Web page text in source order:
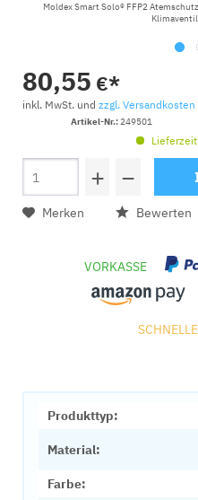
Moldex Smart Solo® FFP2
80,55 €*
inkl. MwSt. und zzgl. Versandkosten
Artikel-Nr.:249501
+ −
Merken Bewerten
VORKASSE
Produkttyp:
Material:
Farbe: